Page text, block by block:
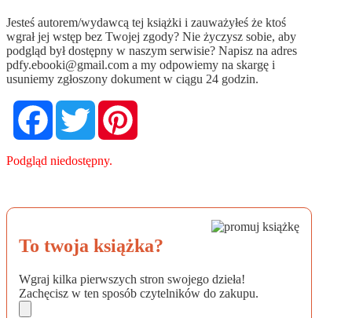
Jesteś autorem/wydawcą tej książki i zauważyłeś że ktoś
wgrał jej wstęp bez Twojej zgody? Nie życzysz sobie, aby
podgląd był dostępny w naszym serwisie? Napisz na adres
pdfy.ebooki@gmail.com a my odpowiemy na skargę i
usuniemy zgłoszony dokument w ciągu 24 godzin.
FacebookTwitter
Podgląd niedostępny.
To twoja książka?
Wgraj kilka pierwszych stron swojego dzieła!
Zachęcisz w ten sposób czytelników do zakupu.